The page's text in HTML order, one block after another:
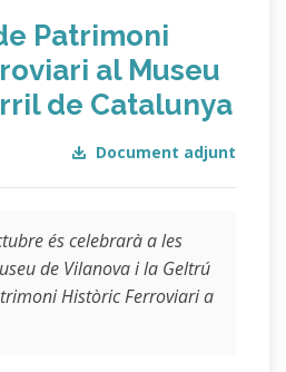
Patrimoni
al Museu
de Catalunya
Document adjunt
és celebrarà a les
de Vilanova i la Geltrú
Històric Ferroviari a